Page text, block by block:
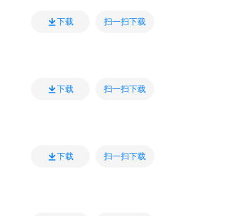
下载 扫一扫下载
下载 扫一扫下载
下载 扫一扫下载